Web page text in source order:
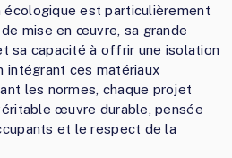
est particulièrement
mise en œuvre, sa grande
sa capacité à offrir une isolation
intégrant ces matériaux
les normes, chaque projet
œuvre durable, pensée
et le respect de la